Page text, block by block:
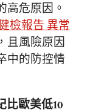
高危原因。
檢報告 異常
且風險原因
中的防控情
比歐美低10